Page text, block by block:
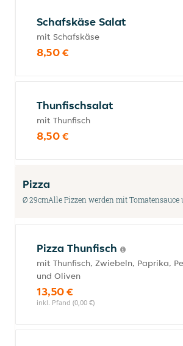
Schafskäse Salat
mit Schafskäse
8,50 €
Thunfischsalat
mit Thunfisch
8,50 €
Pizza
Ø 29cmAlle Pizzen werden mit Tomatensauce
Pizza Thunfisch
mit Thunfisch, Zwiebeln, Paprika,
und Oliven
13,50 €
inkl. Pfand (0,00 €)